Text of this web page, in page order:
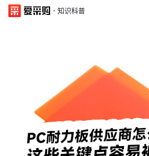
· 知识科普